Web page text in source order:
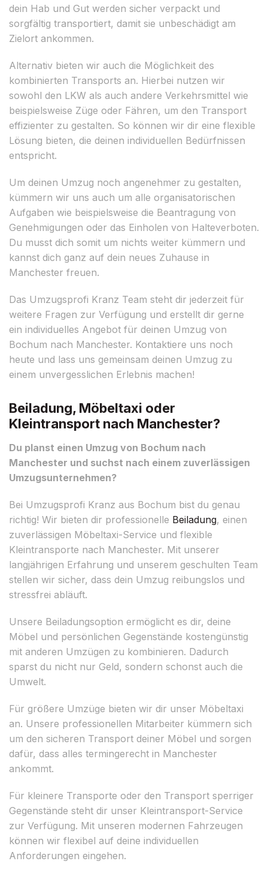
dein Hab und Gut werden sicher verpackt und
sorgfältig transportiert, damit sie unbeschädigt am
Zielort ankommen.
Alternativ bieten wir auch die Möglichkeit des
kombinierten Transports an. Hierbei nutzen wir
sowohl den LKW als auch andere Verkehrsmittel wie
beispielsweise Züge oder Fähren, um den Transport
effizienter zu gestalten. So können wir dir eine flexible
Lösung bieten, die deinen individuellen Bedürfnissen
entspricht.
Um deinen Umzug noch angenehmer zu gestalten,
kümmern wir uns auch um alle organisatorischen
Aufgaben wie beispielsweise die Beantragung von
Genehmigungen oder das Einholen von Halteverboten.
Du musst dich somit um nichts weiter kümmern und
kannst dich ganz auf dein neues Zuhause in
Manchester freuen.
Das Umzugsprofi Kranz Team steht dir jederzeit für
weitere Fragen zur Verfügung und erstellt dir gerne
ein individuelles Angebot für deinen Umzug von
Bochum nach Manchester. Kontaktiere uns noch
heute und lass uns gemeinsam deinen Umzug zu
einem unvergesslichen Erlebnis machen!
Beiladung, Möbeltaxi oder
Kleintransport nach Manchester?
Du planst einen Umzug von Bochum nach
Manchester und suchst nach einem zuverlässigen
Umzugsunternehmen?
Bei Umzugsprofi Kranz aus Bochum bist du genau
richtig! Wir bieten dir professionelle Beiladung, einen
zuverlässigen Möbeltaxi-Service und flexible
Kleintransporte nach Manchester. Mit unserer
langjährigen Erfahrung und unserem geschulten Team
stellen wir sicher, dass dein Umzug reibungslos und
stressfrei abläuft.
Unsere Beiladungsoption ermöglicht es dir, deine
Möbel und persönlichen Gegenstände kostengünstig
mit anderen Umzügen zu kombinieren. Dadurch
sparst du nicht nur Geld, sondern schonst auch die
Umwelt.
Für größere Umzüge bieten wir dir unser Möbeltaxi
an. Unsere professionellen Mitarbeiter kümmern sich
um den sicheren Transport deiner Möbel und sorgen
dafür, dass alles termingerecht in Manchester
ankommt.
Für kleinere Transporte oder den Transport sperriger
Gegenstände steht dir unser Kleintransport-Service
zur Verfügung. Mit unseren modernen Fahrzeugen
können wir flexibel auf deine individuellen
Anforderungen eingehen.